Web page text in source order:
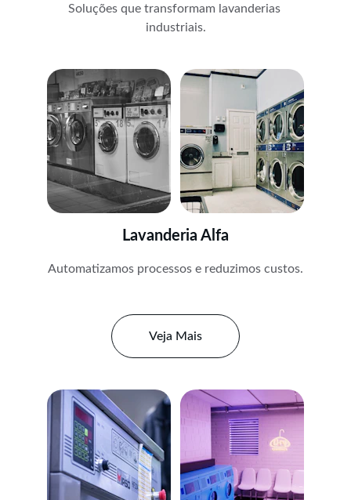
Soluções que transformam lavanderias
industriais.
Lavanderia Alfa
Automatizamos processos e reduzimos custos.
Veja Mais